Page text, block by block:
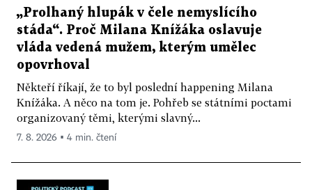
„Prolhaný hlupák v čele nemyslícího
stáda“. Proč Milana Knížáka oslavuje
vláda vedená mužem, kterým umělec
opovrhoval
Někteří říkají, že to byl poslední happening Milana
Knížáka. A něco na tom je. Pohřeb se státními poctami
organizovaný těmi, kterými slavný...
7. 8. 2026 ▪ 4 min. čtení